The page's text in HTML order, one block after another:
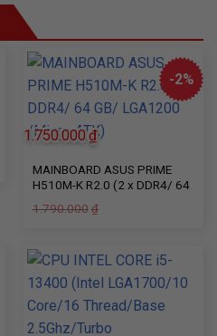
riêng tư
tiện lợi và an toàn cho người
webcam trong các môi trường
công cộng, nơi mà việc bảo
trở nên quan trọng
-2%
MAINBOARD ASUS PRIME
H510M-K R2.0 (2 x DDR4/ 64
1.790.000 ₫
1.750.000 ₫
1.750.000₫.